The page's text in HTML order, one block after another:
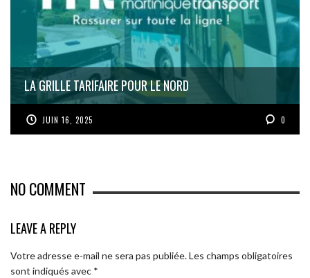
LA GRILLE TARIFAIRE POUR LE NORD
JUIN 16, 2025 0
NO COMMENT
LEAVE A REPLY
Votre adresse e-mail ne sera pas publiée.Les champs obligatoires
sont indiqués avec *